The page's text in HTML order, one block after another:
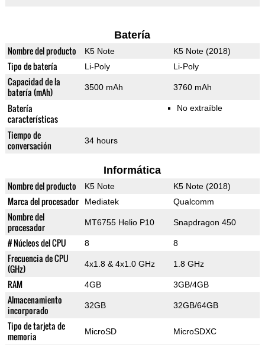
Batería
Nombre del producto K5 Note K5 Note (2018)
Tipo de batería Li-Poly Li-Poly
Capacidad de la
batería (mAh)
3500 mAh 3760 mAh
Batería
características
No extraíble
Tiempo de
conversación
34 hours
Informática
Nombre del producto K5 Note K5 Note (2018)
Marca del procesador Mediatek Qualcomm
Nombre del
procesador
MT6755 Helio P10 Snapdragon 450
# Núcleos del CPU 8 8
Frecuencia de CPU
(GHz)
4x1.8 & 4x1.0 GHz 1.8 GHz
RAM 4GB 3GB/4GB
Almacenamiento
incorporado
32GB 32GB/64GB
Tipo de tarjeta de
memoria
MicroSD MicroSDXC